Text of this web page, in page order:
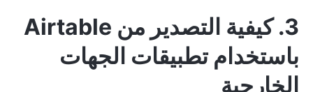
3. كيفية التصدير من Airtable
باستخدام تطبيقات الجهات
الخارجية